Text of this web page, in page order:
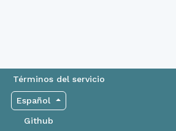
Términos del servicio
Español
Github